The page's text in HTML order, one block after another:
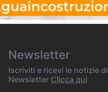
Newsletter
Iscriviti e ricevi le notizie
Newsletter Clicca qui